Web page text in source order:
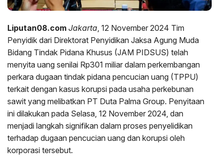
Liputan08.com Jakarta, 12 November 2024 Tim
Penyidik dari Direktorat Penyidikan Jaksa Agung Muda
Bidang Tindak Pidana Khusus (JAM PIDSUS) telah
menyita uang senilai Rp301 miliar dalam perkembangan
perkara dugaan tindak pidana pencucian uang (TPPU)
terkait dengan kasus korupsi pada usaha perkebunan
sawit yang melibatkan PT Duta Palma Group. Penyitaan
ini dilakukan pada Selasa, 12 November 2024, dan
menjadi langkah signifikan dalam proses penyelidikan
terhadap dugaan pencucian uang dan korupsi oleh
korporasi tersebut.